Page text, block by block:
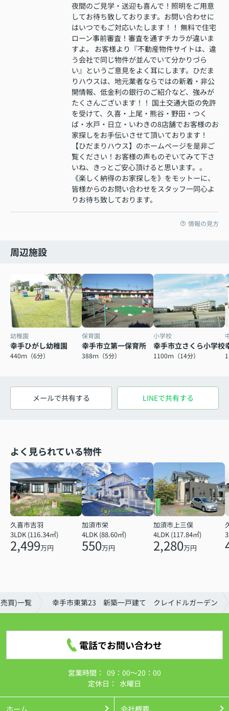
夜間のご見学・送迎も喜んで！照明をご用意
してお待ち致しております。お問い合わせに
はいつでもご対応いたします！！ 無料で住宅
ローン事前審査！審査を通すチカラが違いま
すよ。 お客様より『不動産物件サイトは、違
う会社で同じ物件が並んでいて分かりづら
い』というご意見をよく耳にします。ひだま
りハウスは、地元業者ならではの新着・非公
開情報、低金利の銀行のご紹介など、強みが
たくさんございます！！ 国土交通大臣の免許
を受けて、久喜・上尾・熊谷・野田・つく
ば・水戸・日立・いわきの8店舗でお客様のお
家探しをお手伝いさせて頂いております！
【ひだまりハウス】のホームページを是非ご
覧ください！お客様の声ものぞいてみて下さ
いね、きっとご安心頂けると思います。。
《楽しく納得のお家探しを》をモットーに、
皆様からのお問い合わせをスタッフ一同心よ
りお待ち致しております。
情報の見方
周辺施設
幼稚園
幸手ひがし幼稚園
440ｍ（6分）
保育園
幸手市立第一保育所
388ｍ（5分）
小学校
幸手市立さくら小学校
1100ｍ（14分）
メールで共有する LINEで共有する
よく見られている物件
久喜市吉羽
3LDK (116.34㎡)
2,499万円
加須市栄
4LDK (88.60㎡)
550万円
加須市上三俣
4LDK (117.84㎡)
2,280万円
買)一覧 幸手市東第23 新築一戸建て クレイドルガーデン
電話でお問い合わせ
営業時間： 09：00～20：00
定休日： 水曜日
ホーム 会社概要